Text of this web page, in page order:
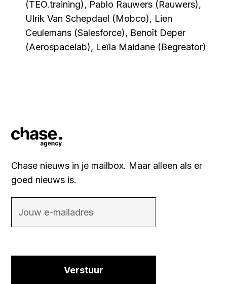
(TEO.training), Pablo Rauwers (Rauwers),
Ulrik Van Schepdael (Mobco), Lien
Ceulemans (Salesforce), Benoît Deper
(Aerospacelab), Leïla Maidane (Begreator)
Chase nieuws in je mailbox. Maar alleen als er
goed nieuws is.